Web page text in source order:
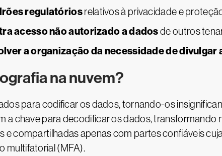
regulatóriosrelativos à privacidade e
acesso não autorizado a dadosde outros
a organização da necessidade de divulgar
na nuvem?
para codificar os dados, tornando-os
a chave para decodificar os dados,
e compartilhadas apenas com partes confiáveis
multifatorial (MFA).